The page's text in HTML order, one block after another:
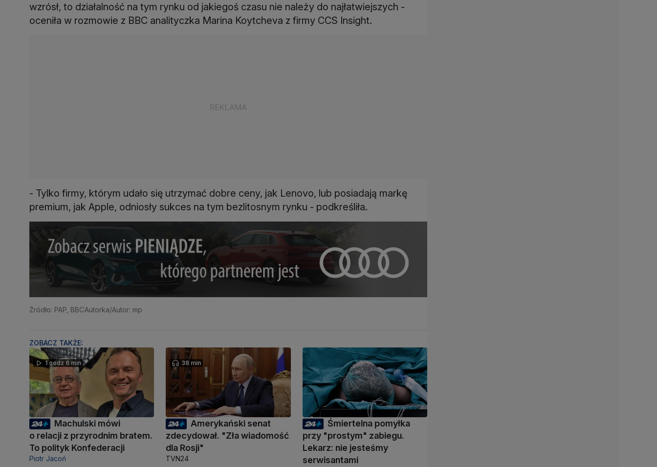
wzrósł, to działalność na tym rynku od jakiegoś czasu nie należy do najłatwiejszych -
oceniła w rozmowie z BBC analityczka Marina Koytcheva z firmy CCS Insight.
- Tylko firmy, którym udało się utrzymać dobre ceny, jak Lenovo, lub posiadają markę
premium, jak Apple, odniosły sukces na tym bezlitosnym rynku - podkreśliła.
Źródło: PAP, BBCAutorka/Autor: mp
ZOBACZ TAKŻE:
1 godz 6 min
Machulski mówi
o relacji z przyrodnim bratem.
To polityk Konfederacji
Piotr Jacoń
38 min
Amerykański senat
zdecydował. "Zła wiadomość
dla Rosji"
TVN24
Śmiertelna pomyłka
przy "prostym" zabiegu.
Lekarz: nie jesteśmy
serwisantami